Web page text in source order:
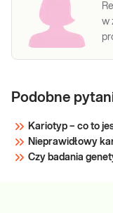
w
Podobne
Kariotyp – co to
Nieprawidłowy
Czy badania